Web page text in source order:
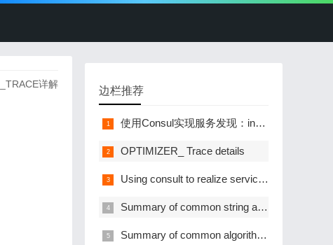
详解
边栏推荐
使用Consul实现服务发现：instance-id自定义
OPTIMIZER_ Trace details
Using consult to realize service discovery: instance ID customization
Summary of common string algorithms
Summary of common algorithms of linked list